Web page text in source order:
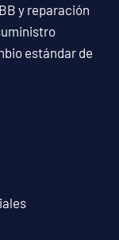
y reparación
estándar de